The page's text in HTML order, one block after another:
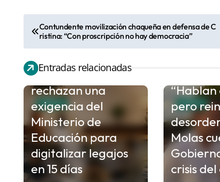
a
v
e
g
i
n
d
Contundente movilización chaqueña en defensa de C
ristina: “Con proscripción no hay democracia”
Entradas relacionadas
CHACO
Gremios docentes
rechazan una
exigencia del
Ministerio de
Educación para
digitalizar legajos
en 15 días
CHACO
pero
Molas
crisis